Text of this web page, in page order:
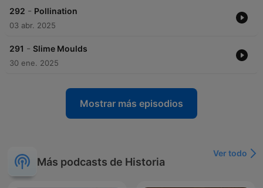
292 - Pollination
03 abr. 2025
291 - Slime Moulds
30 ene. 2025
Mostrar más episodios
Más podcasts de Historia
Ver todo